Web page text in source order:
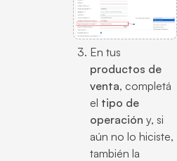
En tus
productos de
venta, completá
el tipo de
operación y, si
aún no lo hiciste,
también la